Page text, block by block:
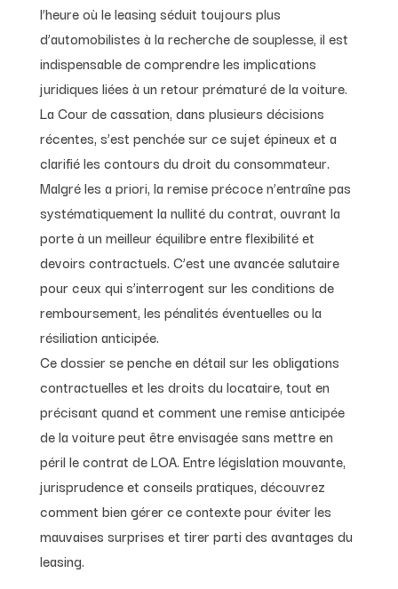
l’heure où le leasing séduit toujours plus
d’automobilistes à la recherche de souplesse, il est
indispensable de comprendre les implications
juridiques liées à un retour prématuré de la voiture.
La Cour de cassation, dans plusieurs décisions
récentes, s’est penchée sur ce sujet épineux et a
clarifié les contours du droit du consommateur.
Malgré les a priori, la remise précoce n’entraîne pas
systématiquement la nullité du contrat, ouvrant la
porte à un meilleur équilibre entre flexibilité et
devoirs contractuels. C’est une avancée salutaire
pour ceux qui s’interrogent sur les conditions de
remboursement, les pénalités éventuelles ou la
résiliation anticipée.
Ce dossier se penche en détail sur les obligations
contractuelles et les droits du locataire, tout en
précisant quand et comment une remise anticipée
de la voiture peut être envisagée sans mettre en
péril le contrat de LOA. Entre législation mouvante,
jurisprudence et conseils pratiques, découvrez
comment bien gérer ce contexte pour éviter les
mauvaises surprises et tirer parti des avantages du
leasing.